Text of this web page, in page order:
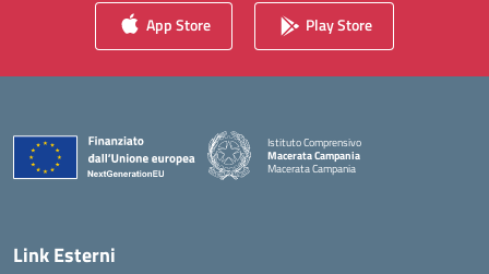
App Store Play Store
Istituto Comprensivo
Macerata Campania
Macerata Campania
— Visita la pagina iniziale della scuola
Link Esterni